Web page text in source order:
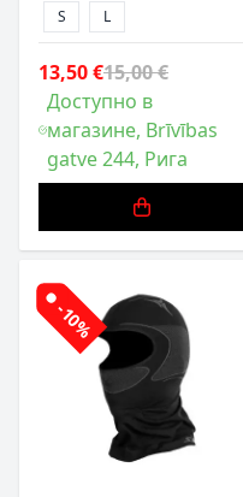
S L
13,50 €15,00 €
Доступно в
магазине, Brīvības
gatve 244, Рига
-10%